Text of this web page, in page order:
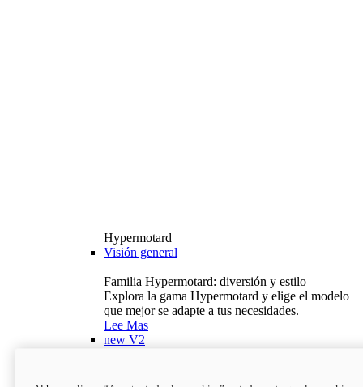
Hypermotard
Visión general
Familia Hypermotard: diversión y estilo
Explora la gama Hypermotard y elige el modelo
que mejor se adapte a tus necesidades.
Lee Mas
new V2
120,4 hp
Potencia